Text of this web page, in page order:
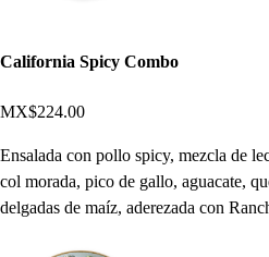
California Spicy Combo
MX$224.00
Ensalada con pollo spicy, mezcla de
col morada, pico de gallo, aguacate,
delgadas de maíz, aderezada con